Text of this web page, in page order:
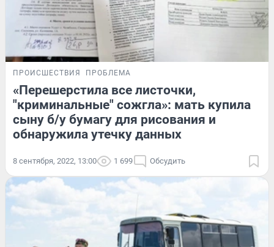
ПРОИСШЕСТВИЯ ПРОБЛЕМА
«Перешерстила все листочки,
"криминальные" сожгла»: мать купила
сыну б/у бумагу для рисования и
обнаружила утечку данных
8 сентября, 2022, 13:00 1 699 Обсудить